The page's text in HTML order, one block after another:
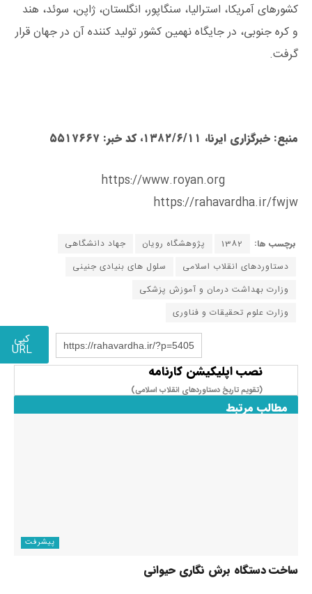
کشورهای آمریکا،‌ استرالیا، سنگاپور، انگلستان، ژاپن، سوئد، هند
و کره جنوبی، در جایگاه نهمین کشور تولید کننده آن در جهان قرار
گرفت.
منبع: خبرگزاری ایرنا، ۱۳۸۲/۶/۱۱، کد خبر: ۵۵۱۷۶۶۷
https://www.royan.org
https://rahavardha.ir/fwjw
برچسب ها: 1382 پژوهشگاه رویان
جهاد دانشگاهی
دستاوردهای انقلاب اسلامی
سلول های بنیادی جنینی
وزارت بهداشت درمان و آموزش پزشکی
وزارت علوم تحقیقات و فناوری
https://rahavardha.ir/?p=5405 کپی
URL
نصب اپلیکیشن کارنامه
(تقویم تاریخ دستاوردهای انقلاب اسلامی​)
مطالب مرتبط
پیشرفت
ساخت دستگاه برش نگاری حیوانی